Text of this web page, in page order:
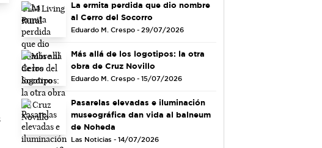
La ermita perdida que dio nombre
al Cerro del Socorro
Eduardo M. Crespo - 29/07/2026
Más allá de los logotipos: la otra
obra de Cruz Novillo
Eduardo M. Crespo - 15/07/2026
Pasarelas elevadas e iluminación
museográfica dan vida al balneum
de Noheda
Las Noticias - 14/07/2026